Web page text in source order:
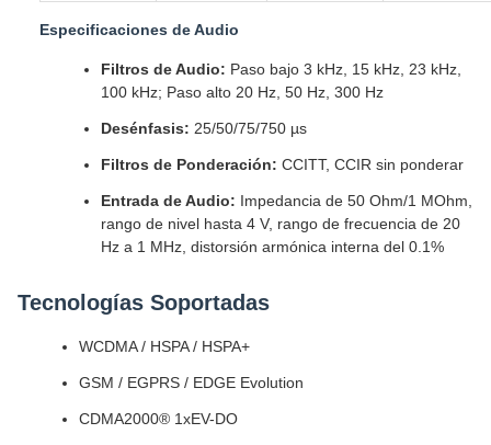
Especificaciones de Audio
Filtros de Audio: Paso bajo 3 kHz, 15 kHz, 23 kHz,
100 kHz; Paso alto 20 Hz, 50 Hz, 300 Hz
Desénfasis: 25/50/75/750 µs
Filtros de Ponderación: CCITT, CCIR sin ponderar
Entrada de Audio: Impedancia de 50 Ohm/1 MOhm,
rango de nivel hasta 4 V, rango de frecuencia de 20
Hz a 1 MHz, distorsión armónica interna del 0.1%
Tecnologías Soportadas
WCDMA / HSPA / HSPA+
GSM / EGPRS / EDGE Evolution
CDMA2000® 1xEV-DO